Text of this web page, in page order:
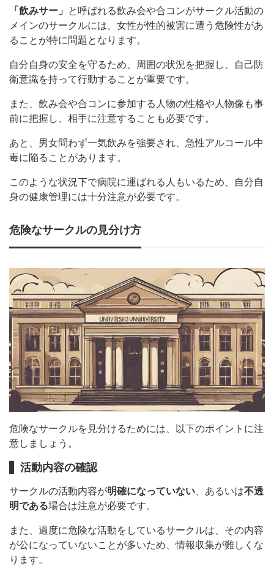
「飲みサー」
と呼ばれる飲み会や合コンがサークル活動の
メインのサークルには、女性が性的被害に遭う危険性があ
ることが特に問題となります。
自分自身の安全を守るため、周囲の状況を把握し、自己防
衛意識を持って行動することが重要です。
また、飲み会や合コンに参加する人物の性格や人物像も事
前に把握し、相手に注意することも必要です。
あと、男女問わず一気飲みを強要され、急性アルコール中
毒に陥ることがあります。
このような状況下で病院に運ばれる人もいるため、自分自
身の健康管理には十分注意が必要です。
危険なサークルの見分け方
危険なサークルを見分けるためには、以下のポイントに注
意しましょう。
活動内容の確認
サークルの活動内容が明確になっていない 、あるいは不透
明である場合は注意が必要です。
また、過度に危険な活動をしているサークルは、その内容
が公になっていないことが多いため、情報収集が難しくな
ります。